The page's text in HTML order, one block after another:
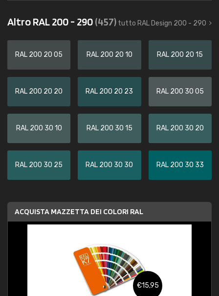
Altro RAL 200 - 290(457) tutto RAL Design 200 - 290
RAL 200 20 05 RAL 200 20 10 RAL 200 20 15
RAL 200 20 20 RAL 200 20 23 RAL 200 30 05
RAL 200 30 10 RAL 200 30 15 RAL 200 30 20
RAL 200 30 25 RAL 200 30 30 RAL 200 30 33
ACQUISTA MAZZETTA DEI COLORI RAL
€15,95